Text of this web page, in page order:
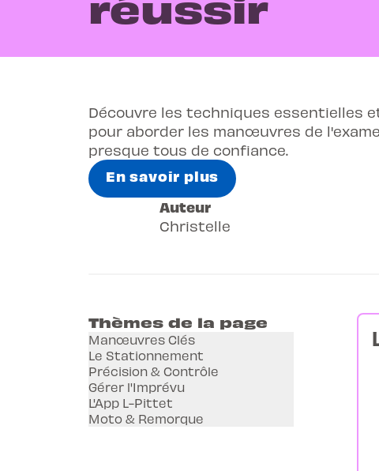
Découvre les techniques essentielles
pour aborder les manœuvres de
presque tous de confiance.
En savoir plus
Auteur
Christelle
Thèmes de la page
Manœuvres Clés
Le Stationnement
Précision & Contrôle
Gérer l'Imprévu
L'App L-Pittet
Moto & Remorque